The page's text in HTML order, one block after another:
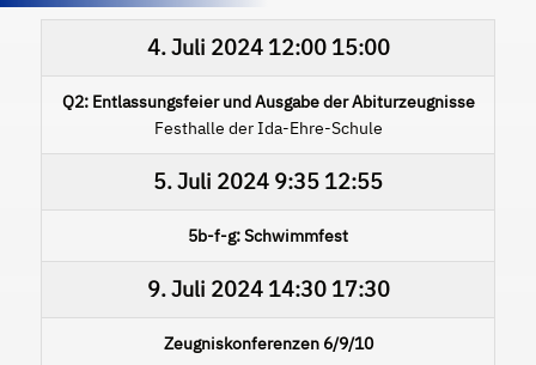
4. Juli 202412:00 15:00
Q2: Entlassungsfeier und Ausgabe der Abiturzeugnisse
Festhalle der Ida-Ehre-Schule
5. Juli 2024 9:35 12:55
5b-f-g: Schwimmfest
9. Juli 202414:30 17:30
Zeugniskonferenzen 6/9/10